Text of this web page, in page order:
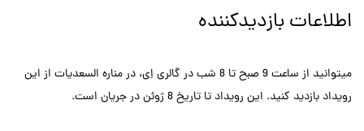
اطلاعات بازدیدکننده
میتوانید از ساعت 9 صبح تا 8 شب در گالری اِی، در مناره السعدیات از این
رویداد بازدید کنید. این رویداد تا تاریخ 8 ژوئن در جریان است.